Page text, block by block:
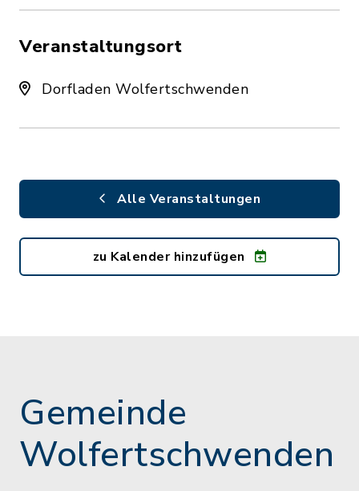
Veranstaltungsort
Dorfladen Wolfertschwenden
Alle Veranstaltungen
zu Kalender hinzufügen
Gemeinde
Wolfertschwenden